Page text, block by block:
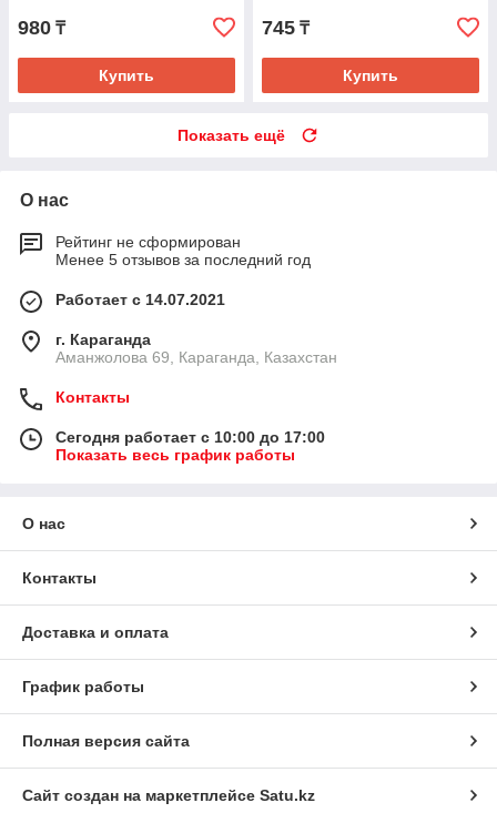
980 ₸
Купить
745 ₸
Купить
Показать ещё
О нас
Рейтинг не сформирован
Менее 5 отзывов за последний год
Работает с 14.07.2021
г. Караганда
Аманжолова 69, Караганда, Казахстан
Контакты
Сегодня работает с 10:00 до 17:00
Показать весь график работы
О нас
Контакты
Доставка и оплата
График работы
Полная версия сайта
Сайт создан на маркетплейсе Satu.kz